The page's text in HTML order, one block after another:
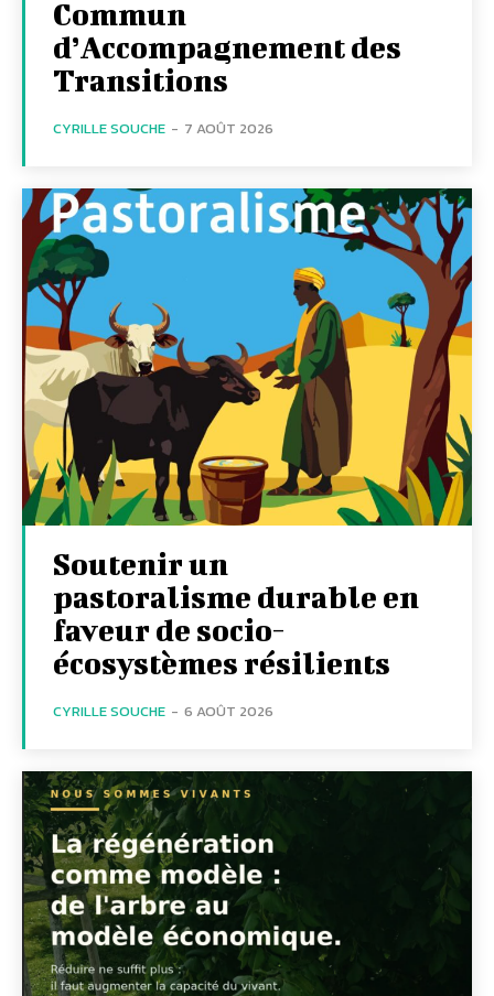
Commun
d’Accompagnement des
Transitions
CYRILLE SOUCHE - 7 AOÛT 2026
Soutenir un
pastoralisme durable en
faveur de socio-
écosystèmes résilients
CYRILLE SOUCHE - 6 AOÛT 2026